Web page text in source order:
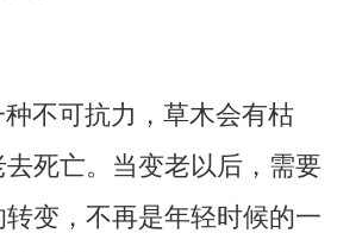
不可抗力，草木会有枯
死亡。当变老以后，需要
变，不再是年轻时候的一